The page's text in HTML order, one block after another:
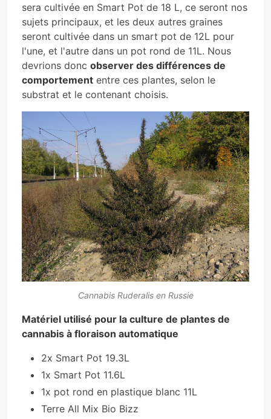
sera cultivée en Smart Pot de 18 L, ce seront nos
sujets principaux, et les deux autres graines
seront cultivée dans un smart pot de 12L pour
l'une, et l'autre dans un pot rond de 11L. Nous
devrions donc observer des différences de
comportement entre ces plantes, selon le
substrat et le contenant choisis.
Cannabis Ruderalis en Russie
Matériel utilisé pour la culture de plantes de
cannabis à floraison automatique
2x Smart Pot 19.3L
1x Smart Pot 11.6L
1x pot rond en plastique blanc 11L
Terre All Mix Bio Bizz